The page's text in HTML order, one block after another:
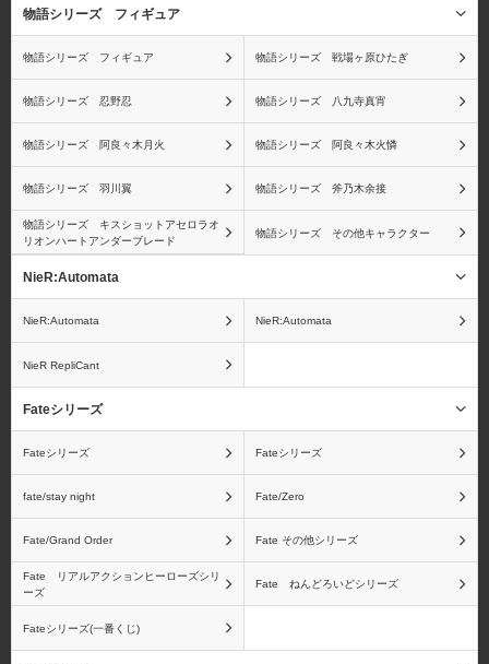
ジンベエ
ワンピース ワールドコ
レクタブルフィギュア
（ワーコレ）
ワンピース
Portrait.Of.Piratesシリー
ズ
ワンピース ヴァリアブ
シリーズ
ワンピース ログコレク
ーツZEROシリーズ
ベジータ
物語シリーズ フィギュア
物語シリーズ フィギュア 物語シリーズ 戦場ヶ原ひたぎ
物語シリーズ 忍野忍 物語シリーズ 八九寺真宵
物語シリーズ 阿良々木月火 物語シリーズ 阿良々木火憐
物語シリーズ 羽川翼 物語シリーズ 斧乃木余接
物語シリーズ キスショットアセロラオ
リオンハートアンダーブレード
物語シリーズ その他キャラクター
NieR:Automata
NieR:Automata NieR:Automata
NieR RepliCant
Fateシリーズ
Fateシリーズ Fateシリーズ
fate/stay night Fate/Zero
Fate/Grand Order Fate その他シリーズ
Fate リアルアクションヒーローズシリ
ーズ
Fate ねんどろいどシリーズ
Fateシリーズ(一番くじ)